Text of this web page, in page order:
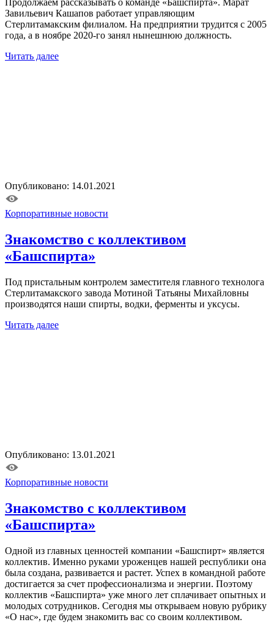
Продолжаем рассказывать о команде «Башспирта». Марат
Завильевич Кашапов работает управляющим
Стерлитамакским филиалом. На предприятии трудится с 2005
года, а в ноябре 2020-го занял нынешнюю должность.
Читать далее
Опубликовано: 14.01.2021
Корпоративные новости
Знакомство с коллективом
«Башспирта»
Под пристальным контролем заместителя главного технолога
Стерлитамакского завода Мотиной Татьяны Михайловны
производятся наши спирты, водки, ферменты и уксусы.
Читать далее
Опубликовано: 13.01.2021
Корпоративные новости
Знакомство с коллективом
«Башспирта»
Одной из главных ценностей компании «Башспирт» является
коллектив. Именно руками уроженцев нашей республики она
была создана, развивается и растет. Успех в командной работе
достигается за счет профессионализма и энергии. Поэтому
коллектив «Башспирта» уже много лет сплачивает опытных и
молодых сотрудников. Сегодня мы открываем новую рубрику
«О нас», где будем знакомить вас со своим коллективом.